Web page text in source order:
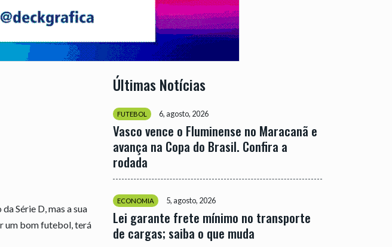
Série D, mas a sua
um bom futebol, terá
Últimas Notícias
FUTEBOL 6, agosto, 2026
Vasco vence o Fluminense no Maracanã e
avança na Copa do Brasil. Confira a
rodada
ECONOMIA 5, agosto, 2026
Lei garante frete mínimo no transporte
de cargas; saiba o que muda